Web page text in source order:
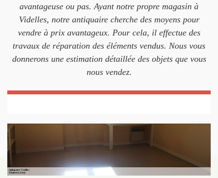
avantageuse ou pas. Ayant notre propre magasin à
Videlles, notre antiquaire cherche des moyens pour
vendre à prix avantageux. Pour cela, il effectue des
travaux de réparation des éléments vendus. Nous vous
donnerons une estimation détaillée des objets que vous
nous vendez.